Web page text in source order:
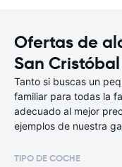
Ofertas de
San
Tanto si buscas un
familiar para todas la
adecuado al mejor
ejemplos de nuestra
TIPO DE COCHE